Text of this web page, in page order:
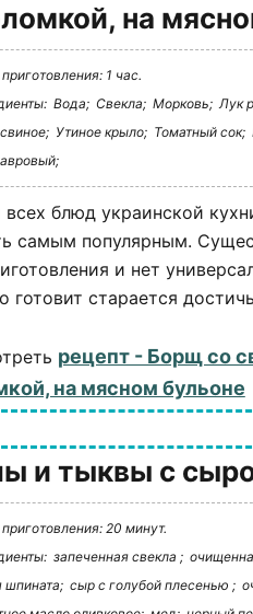
на
1 час.
Вода; Свекла; Морковь; Лук
Утиное крыло; Томатный сок;
блюд украинской
самым популярным.
и нет
готовит старается
рецепт - Борщ со
на мясном бульоне
и тыквы с
20 минут.
запеченная свекла ;
шпината; сыр с голубой плесенью ;